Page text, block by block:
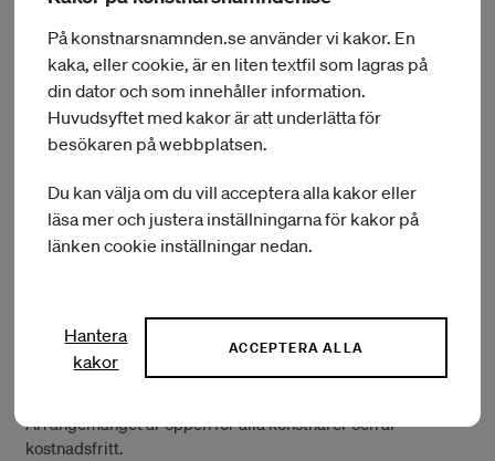
Lundén
konstnärers pension. En panel av konstnärer bestående
Kristina Abelli Elander ,Carl Johan De Geer ochNicole
Newsha Khadivireflekterar över sina personliga berättelser
om att åldras och att planera för pensionen som konstnär.
Medverkar gör ävenMika Romanus
riksordförande i Konstnärernas riksorganisation. Samtalet
leds av Robert Stasinski, chefredaktör för Konstnären.
Plats: Konstnärsnämnden, Maria Skolgata 83, Stockholm
Språk: svenska
Arrangemanget är öppen för alla konstnärer och är
kostnadsfritt.
På konstnarsnamnden.se använder vi kakor. En
kaka, eller cookie, är en liten textfil som lagras på
din dator och som innehåller information.
Huvudsyftet med kakor är att underlätta för
besökaren på webbplatsen.
Du kan välja om du vill acceptera alla kakor eller
läsa mer och justera inställningarna för kakor på
länken cookie inställningar nedan.
Hantera
kakor
ACCEPTERA ALLA